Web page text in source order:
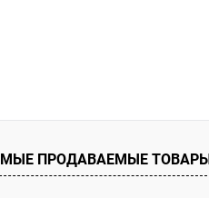
ПРОДАВАЕМЫЕ ТОВАРЫ